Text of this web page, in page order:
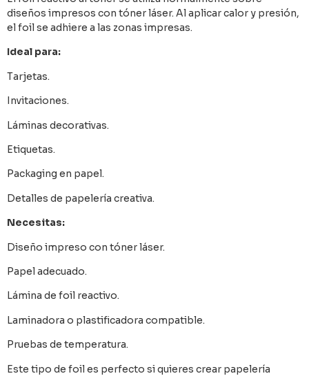
diseños impresos con tóner láser. Al aplicar calor y presión,
el foil se adhiere a las zonas impresas.
Ideal para:
Tarjetas.
Invitaciones.
Láminas decorativas.
Etiquetas.
Packaging en papel.
Detalles de papelería creativa.
Necesitas:
Diseño impreso con tóner láser.
Papel adecuado.
Lámina de foil reactivo.
Laminadora o plastificadora compatible.
Pruebas de temperatura.
Este tipo de foil es perfecto si quieres crear papelería